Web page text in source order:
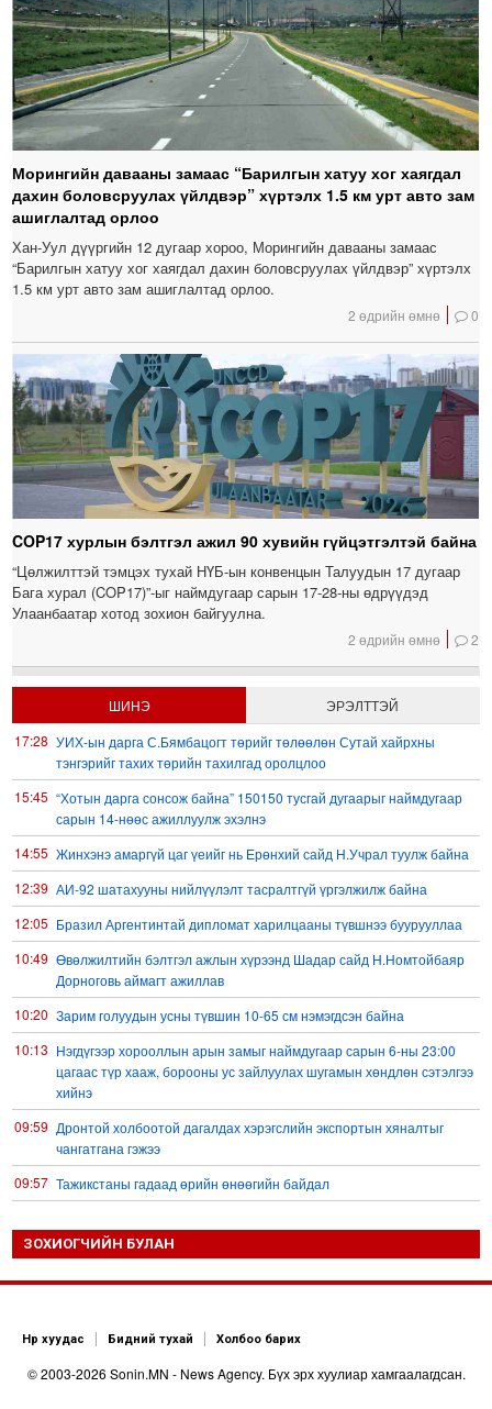
Морингийн давааны замаас “Барилгын хатуу хог хаягдал
дахин боловсруулах үйлдвэр” хүртэлх 1.5 км урт авто зам
ашиглалтад орлоо
Хан-Уул дүүргийн 12 дугаар хороо, Морингийн давааны замаас
“Барилгын хатуу хог хаягдал дахин боловсруулах үйлдвэр” хүртэлх
1.5 км урт авто зам ашиглалтад орлоо.
2 өдрийн өмнө 0
COP17 хурлын бэлтгэл ажил 90 хувийн гүйцэтгэлтэй байна
“Цөлжилттэй тэмцэх тухай НҮБ-ын конвенцын Талуудын 17 дугаар
Бага хурал (COP17)”-ыг наймдугаар сарын 17-28-ны өдрүүдэд
Улаанбаатар хотод зохион байгуулна.
2 өдрийн өмнө 2
ШИНЭ
ЭРЭЛТТЭЙ
17:28 УИХ-ын дарга С.Бямбацогт төрийг төлөөлөн Сутай хайрхны
тэнгэрийг тахих төрийн тахилгад оролцлоо
15:45 “Хотын дарга сонсож байна” 150150 тусгай дугаарыг наймдугаар
сарын 14-нөөс ажиллуулж эхэлнэ
14:55 Жинхэнэ амаргүй цаг үеийг нь Ерөнхий сайд Н.Учрал туулж байна
12:39 АИ-92 шатахууны нийлүүлэлт тасралтгүй үргэлжилж байна
12:05 Бразил Аргентинтай дипломат харилцааны түвшнээ буурууллаа
10:49 Өвөлжилтийн бэлтгэл ажлын хүрээнд Шадар сайд Н.Номтойбаяр
Дорноговь аймагт ажиллав
10:20 Зарим голуудын усны түвшин 10-65 см нэмэгдсэн байна
10:13 Нэгдүгээр хорооллын арын замыг наймдугаар сарын 6-ны 23:00
цагаас түр хааж, борооны ус зайлуулах шугамын хөндлөн сэтэлгээ
хийнэ
09:59 Дронтой холбоотой дагалдах хэрэгслийн экспортын хяналтыг
чангатгана гэжээ
09:57 Тажикстаны гадаад өрийн өнөөгийн байдал
09:22 Үндсэн хууль зөрчсөн Х.Булгантуяа, үндэсний эв нэгдэлд
Омантай тохиролцоонд хүрчээ
Оюу толгойгоос “Рио Тинто” ашиг хүртэж эхэлсэн ч Монгол Улс өр
ЗОХИОГЧИЙН БУЛАН
Нүүр хуудас Бидний тухай Холбоо барих
© 2003-2026 Sonin.MN - News Agency. Бүх эрх хуулиар хамгаалагдсан.